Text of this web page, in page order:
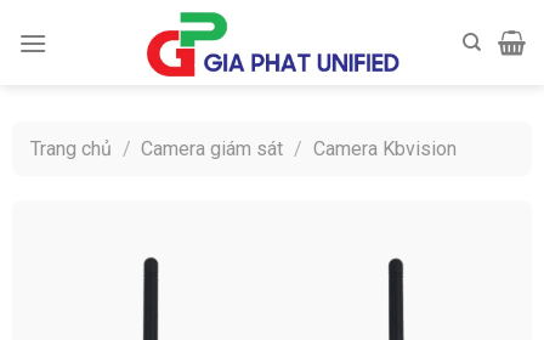
Trang chủ / Camera giám sát / Camera Kbvision